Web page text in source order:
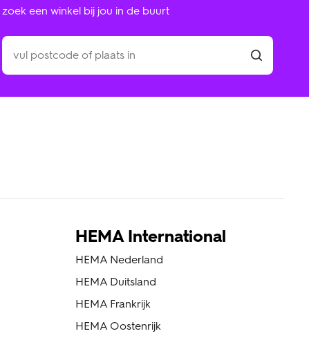
zoek een winkel bij jou in de buurt
HEMA International
HEMA Nederland
HEMA Duitsland
HEMA Frankrijk
HEMA Oostenrijk